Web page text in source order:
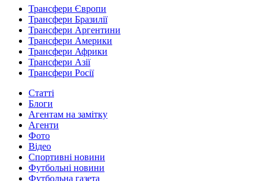
Трансфери Європи
Трансфери Бразилії
Трансфери Аргентини
Трансфери Америки
Трансфери Африки
Трансфери Азії
Трансфери Росії
Статті
Блоги
Агентам на замітку
Агенти
Фото
Відео
Спортивні новини
Футбольні новини
Футбольна газета